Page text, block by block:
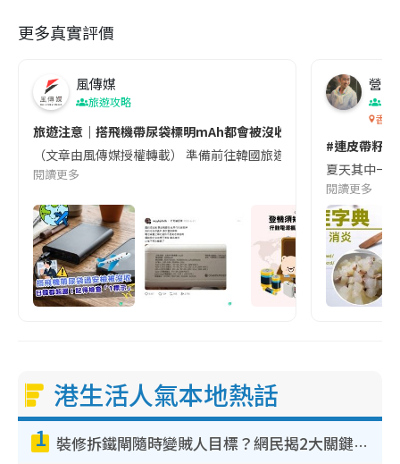
更多真實評價
風傳媒
旅遊攻略
旅遊注意｜搭飛機帶尿袋標明mAh都會被沒收😱出發前切記檢查
（文章由風傳媒授權轉載） 準備前往韓國旅遊的民眾，近期要
閱讀更多
營養
香港
#連皮帶籽
夏天其中一
閱讀更多
港生活人氣本地熱話
1 裝修拆鐵閘隨時變賊人目標？網民揭2大關鍵用途：裝新式等於白裝？附新舊鐵閘分別